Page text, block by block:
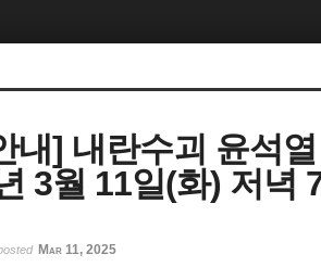
내] 내란수괴 윤석
3월 11일(화) 저녁
Mar 11, 2025